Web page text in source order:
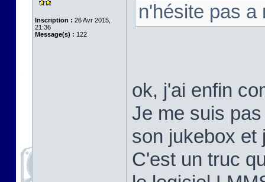
Inscription : 26 Avr 2015,
21:36
Message(s) : 122
n'hésite pas a
ok, j'ai enfin
Je me suis
son jukebox et
C'est un truc